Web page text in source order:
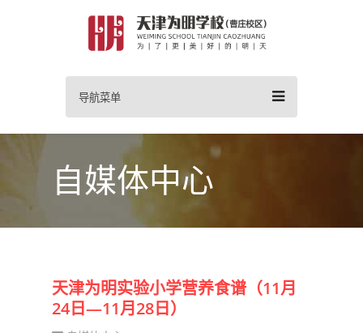
导航菜单
自媒体中心
天津为明实验小学营养食谱（11月
24日—11月28日）